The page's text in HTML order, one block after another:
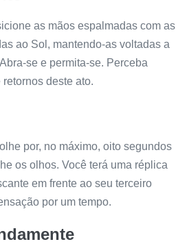
as mãos espalmadas com as
ao Sol, mantendo-as voltadas a
se e permita-se. Perceba
deste ato.
por, no máximo, oito segundos
os olhos. Você terá uma réplica
em frente ao seu terceiro
por um tempo.